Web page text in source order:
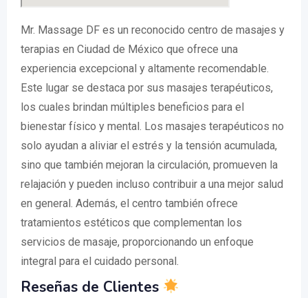
Mr. Massage DF es un reconocido centro de masajes y
terapias en Ciudad de México que ofrece una
experiencia excepcional y altamente recomendable.
Este lugar se destaca por sus masajes terapéuticos,
los cuales brindan múltiples beneficios para el
bienestar físico y mental. Los masajes terapéuticos no
solo ayudan a aliviar el estrés y la tensión acumulada,
sino que también mejoran la circulación, promueven la
relajación y pueden incluso contribuir a una mejor salud
en general. Además, el centro también ofrece
tratamientos estéticos que complementan los
servicios de masaje, proporcionando un enfoque
integral para el cuidado personal.
Reseñas de Clientes